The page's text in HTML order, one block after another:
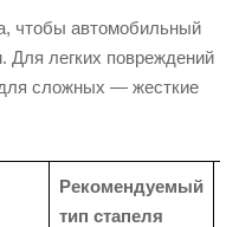
чтобы автомобильный
Для легких повреждений
сложных — жесткие
Рекомендуемый
тип стапеля